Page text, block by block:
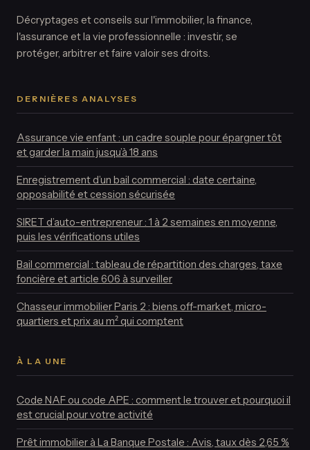
Décryptages et conseils sur l'immobilier, la finance,
l'assurance et la vie professionnelle : investir, se
protéger, arbitrer et faire valoir ses droits.
DERNIÈRES ANALYSES
Assurance vie enfant : un cadre souple pour épargner tôt
et garder la main jusqu’à 18 ans
Enregistrement d’un bail commercial : date certaine,
opposabilité et cession sécurisée
SIRET d’auto-entrepreneur : 1 à 2 semaines en moyenne,
puis les vérifications utiles
Bail commercial : tableau de répartition des charges, taxe
foncière et article 606 à surveiller
Chasseur immobilier Paris 2 : biens off-market, micro-
quartiers et prix au m² qui comptent
À LA UNE
Code NAF ou code APE : comment le trouver et pourquoi il
est crucial pour votre activité
Prêt immobilier à La Banque Postale : Avis, taux dès 2,65 %